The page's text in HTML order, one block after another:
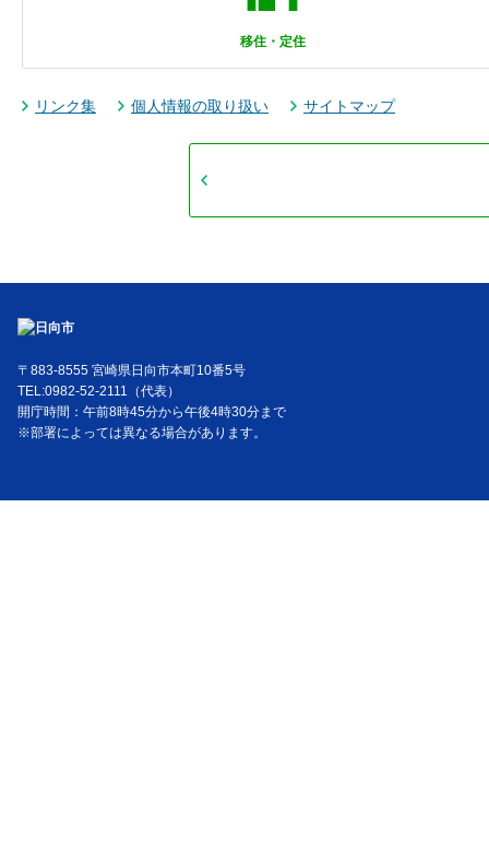
移住・定住
リンク集 個人情報の取り扱い サイトマップ
〒883-8555 宮崎県日向市本町10番5号
TEL:0982-52-2111（代表）
開庁時間：午前8時45分から午後4時30分まで
※部署によっては異なる場合があります。